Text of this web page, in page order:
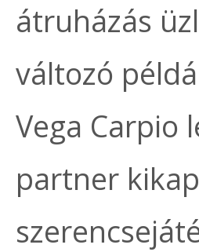
átruházás
változó
Vega Carpio
partner